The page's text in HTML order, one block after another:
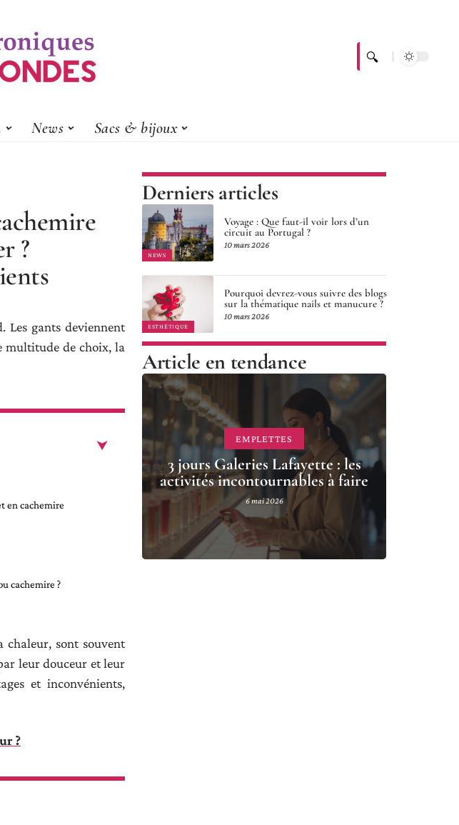
News Sacs & bijoux
?
Les gants deviennent
multitude de choix, la
en cachemire
cachemire ?
chaleur, sont souvent
leur douceur et leur
et inconvénients,
?
Derniers articles
NEWS
Voyage : Que faut-il voir lors d’un
circuit au Portugal ?
10 mars 2026
ESTHÉTIQUE
Pourquoi devrez-vous suivre des blogs
sur la thématique nails et manucure ?
10 mars 2026
Article en tendance
EMPLETTES
3 jours Galeries Lafayette : les
activités incontournables à faire
6 mai 2026